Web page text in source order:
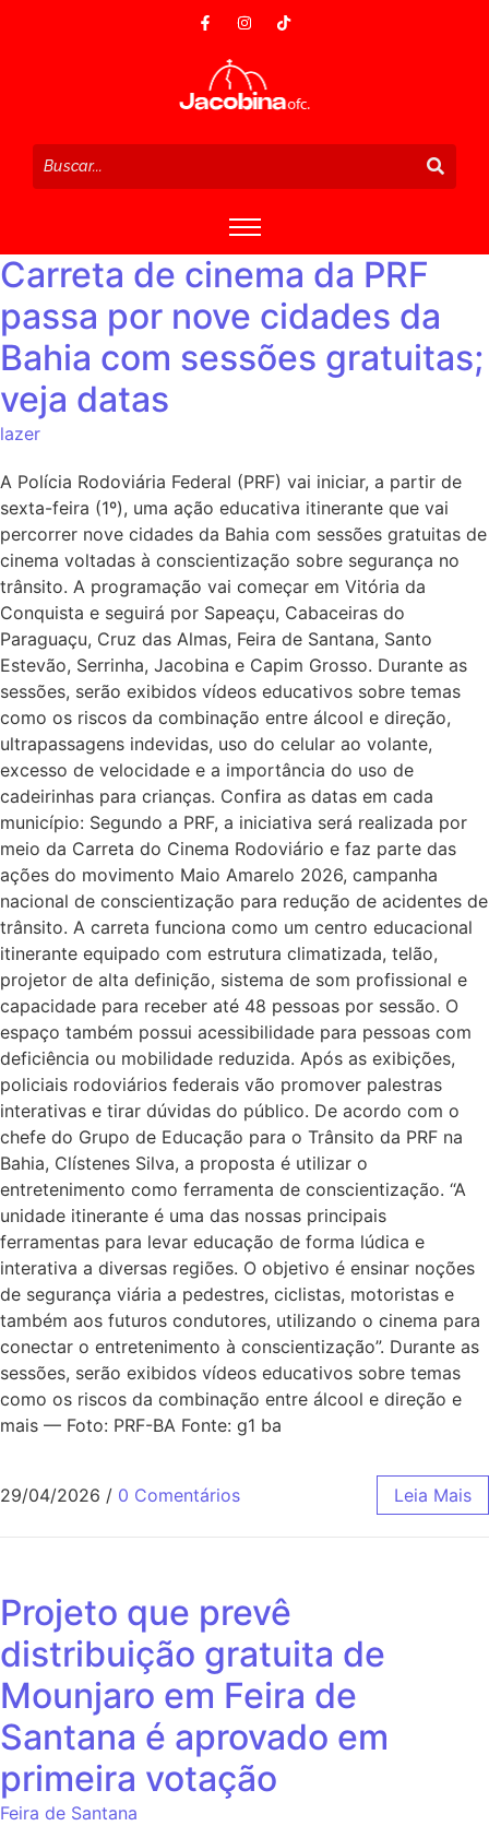
Carreta de cinema da PRF
passa por nove cidades da
Bahia com sessões gratuitas;
veja datas
lazer
A Polícia Rodoviária Federal (PRF) vai iniciar, a partir de
sexta-feira (1º), uma ação educativa itinerante que vai
percorrer nove cidades da Bahia com sessões gratuitas de
cinema voltadas à conscientização sobre segurança no
trânsito. A programação vai começar em Vitória da
Conquista e seguirá por Sapeaçu, Cabaceiras do
Paraguaçu, Cruz das Almas, Feira de Santana, Santo
Estevão, Serrinha, Jacobina e Capim Grosso. Durante as
sessões, serão exibidos vídeos educativos sobre temas
como os riscos da combinação entre álcool e direção,
ultrapassagens indevidas, uso do celular ao volante,
excesso de velocidade e a importância do uso de
cadeirinhas para crianças. Confira as datas em cada
município: Segundo a PRF, a iniciativa será realizada por
meio da Carreta do Cinema Rodoviário e faz parte das
ações do movimento Maio Amarelo 2026, campanha
nacional de conscientização para redução de acidentes de
trânsito. A carreta funciona como um centro educacional
itinerante equipado com estrutura climatizada, telão,
projetor de alta definição, sistema de som profissional e
capacidade para receber até 48 pessoas por sessão. O
espaço também possui acessibilidade para pessoas com
deficiência ou mobilidade reduzida. Após as exibições,
policiais rodoviários federais vão promover palestras
interativas e tirar dúvidas do público. De acordo com o
chefe do Grupo de Educação para o Trânsito da PRF na
Bahia, Clístenes Silva, a proposta é utilizar o
entretenimento como ferramenta de conscientização. “A
unidade itinerante é uma das nossas principais
ferramentas para levar educação de forma lúdica e
interativa a diversas regiões. O objetivo é ensinar noções
de segurança viária a pedestres, ciclistas, motoristas e
também aos futuros condutores, utilizando o cinema para
conectar o entretenimento à conscientização”. Durante as
sessões, serão exibidos vídeos educativos sobre temas
como os riscos da combinação entre álcool e direção e
mais — Foto: PRF-BA Fonte: g1 ba
29/04/2026 / 0 Comentários Leia Mais
Projeto que prevê
distribuição gratuita de
Mounjaro em Feira de
Santana é aprovado em
primeira votação
Feira de Santana